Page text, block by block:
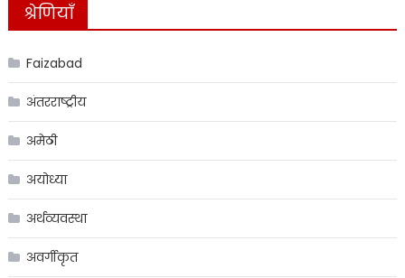
श्रेणियाँ
Faizabad
अंतरराष्ट्रीय
अमेठी
अयोध्या
अर्थव्यवस्था
अवर्गीकृत